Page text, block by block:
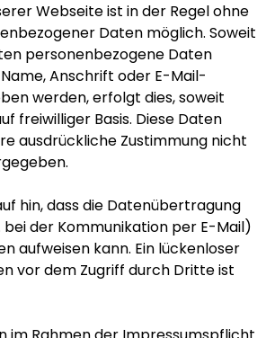
Webseite ist in der Regel ohne
Daten möglich. Soweit
personenbezogene Daten
Anschrift oder E-Mail-
werden, erfolgt dies, soweit
freiwilliger Basis. Diese Daten
ausdrückliche Zustimmung nicht
hin, dass die Datenübertragung
bei der Kommunikation per E-Mail)
aufweisen kann. Ein lückenloser
vor dem Zugriff durch Dritte ist